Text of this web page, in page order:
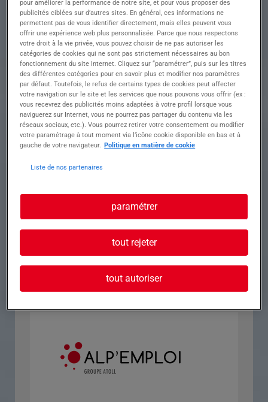
et réseaux
• Entretien courant du matériel (graissage,
vérifications, nettoyage)
• Respect des consignes de sécurité sur chantier
• Aide ponctuelle au sol selon les besoins de
l'équipe
Profil recherché
• CACES R482 (ex R372m) catégories A, B1, C1
• Bon sens du travail en équipe et respect des
• Autonomie, rigueur et esprit d'initiative
• Permis B souhaité (déplacements selon
• Des chantiers variés dans une entreprise à taille
humaine
• Un environnement de travail stable et convivial
pour améliorer la performance de notre site, et pour vous proposer des
publicités ciblées sur d’autres sites. En général, ces informations ne
permettent pas de vous identifier directement, mais elles peuvent vous
offrir une expérience web plus personnalisée. Parce que nous respectons
votre droit à la vie privée, vous pouvez choisir de ne pas autoriser les
catégories de cookies qui ne sont pas strictement nécessaires au bon
fonctionnement du site Internet. Cliquez sur “paramétrer”, puis sur les titres
des différentes catégories pour en savoir plus et modifier nos paramètres
par défaut. Toutefois, le refus de certains types de cookies peut affecter
votre navigation sur le site et les services que nous pouvons vous offrir (ex :
vous recevrez des publicités moins adaptées à votre profil lorsque vous
naviguerez sur Internet, vous ne pourrez pas partager du contenu via les
réseaux sociaux, etc.). Vous pourrez retirer votre consentement ou modifier
votre paramétrage à tout moment via l’icône cookie disponible en bas et à
gauche de votre navigateur. Politique en matière de cookie
Liste de nos partenaires
paramétrer
tout rejeter
tout autoriser